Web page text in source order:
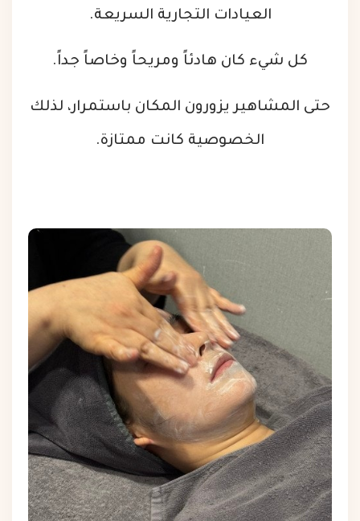
العيادات التجارية السريعة.
كل شيء كان هادئاً ومريحاً وخاصاً جداً.
حتى المشاهير يزورون المكان باستمرار، لذلك
الخصوصية كانت ممتازة.